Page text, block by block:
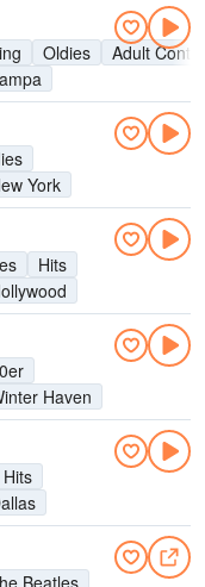
Oldies
Adult
York
Hits
Haven
Hits
Beatles